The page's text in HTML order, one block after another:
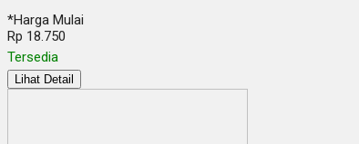
*Harga Mulai
Rp 18.750
Tersedia
Lihat Detail